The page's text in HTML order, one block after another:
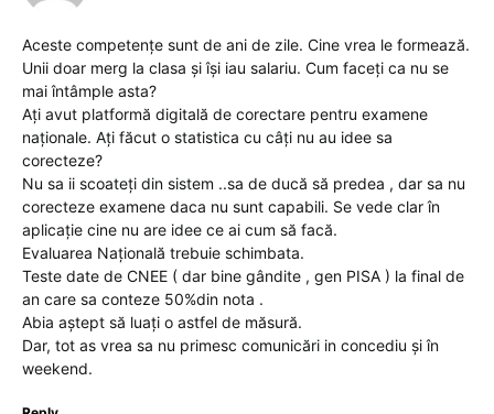
Aceste competențe sunt de ani de zile. Cine vrea le formează.
Unii doar merg la clasa și își iau salariu. Cum faceți ca nu se
mai întâmple asta?
Ați avut platformă digitală de corectare pentru examene
naționale. Ați făcut o statistica cu câți nu au idee sa
corecteze?
Nu sa ii scoateți din sistem ..sa de ducă să predea , dar sa nu
corecteze examene daca nu sunt capabili. Se vede clar în
aplicație cine nu are idee ce ai cum să facă.
Evaluarea Națională trebuie schimbata.
Teste date de CNEE ( dar bine gândite , gen PISA ) la final de
an care sa conteze 50%din nota .
Abia aștept să luați o astfel de măsură.
Dar, tot as vrea sa nu primesc comunicări in concediu și în
weekend.